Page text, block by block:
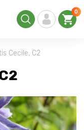
0
Cecile, С2